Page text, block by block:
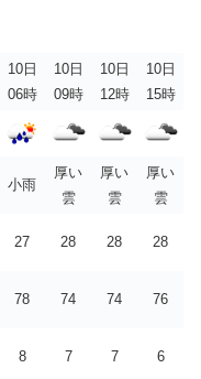
10日
06時
10日
09時
10日
12時
10日
15時
小雨
厚い
雲
厚い
雲
厚い
雲
27 28 28 28
78 74 74 76
8 7 7 6